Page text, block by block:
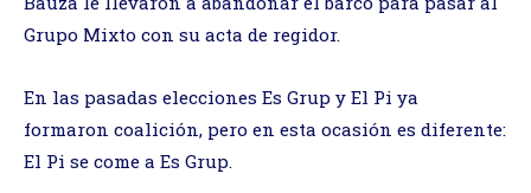
Grupo Mixto con su acta de regidor.
En las pasadas elecciones Es Grup y El Pi ya
formaron coalición, pero en esta ocasión es diferente:
El Pi se come a Es Grup.